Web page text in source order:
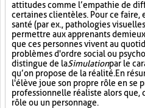
attitudes comme l’empathie de
certaines clientèles. Pour ce faire,
santé (par ex., pathologies
permettre aux apprenants de
que ces personnes vivent au
problèmes d'ordre social ou
distingue de laSimulationpar le
qu’on propose de la réalité. En
l'élève joue son propre rôle en se
professionnelle réaliste alors que,
rôle ou un personnage.